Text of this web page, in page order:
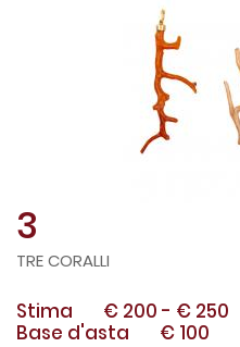
3
TRE CORALLI
Stima € 200 - € 250
Base d'asta
€ 100